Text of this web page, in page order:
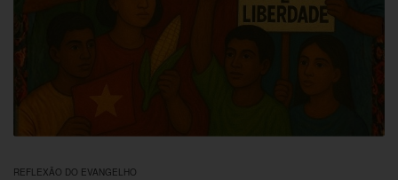
REFLEXÃO DO EVANGELHO